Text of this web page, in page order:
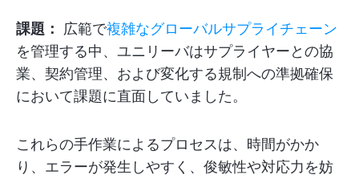
課題： 広範で複雑なグローバルサプライチェーン
を管理する中、ユニリーバはサプライヤーとの協
業、契約管理、および変化する規制への準拠確保
において課題に直面していました。
これらの手作業によるプロセスは、時間がかか
り、エラーが発生しやすく、俊敏性や対応力を妨